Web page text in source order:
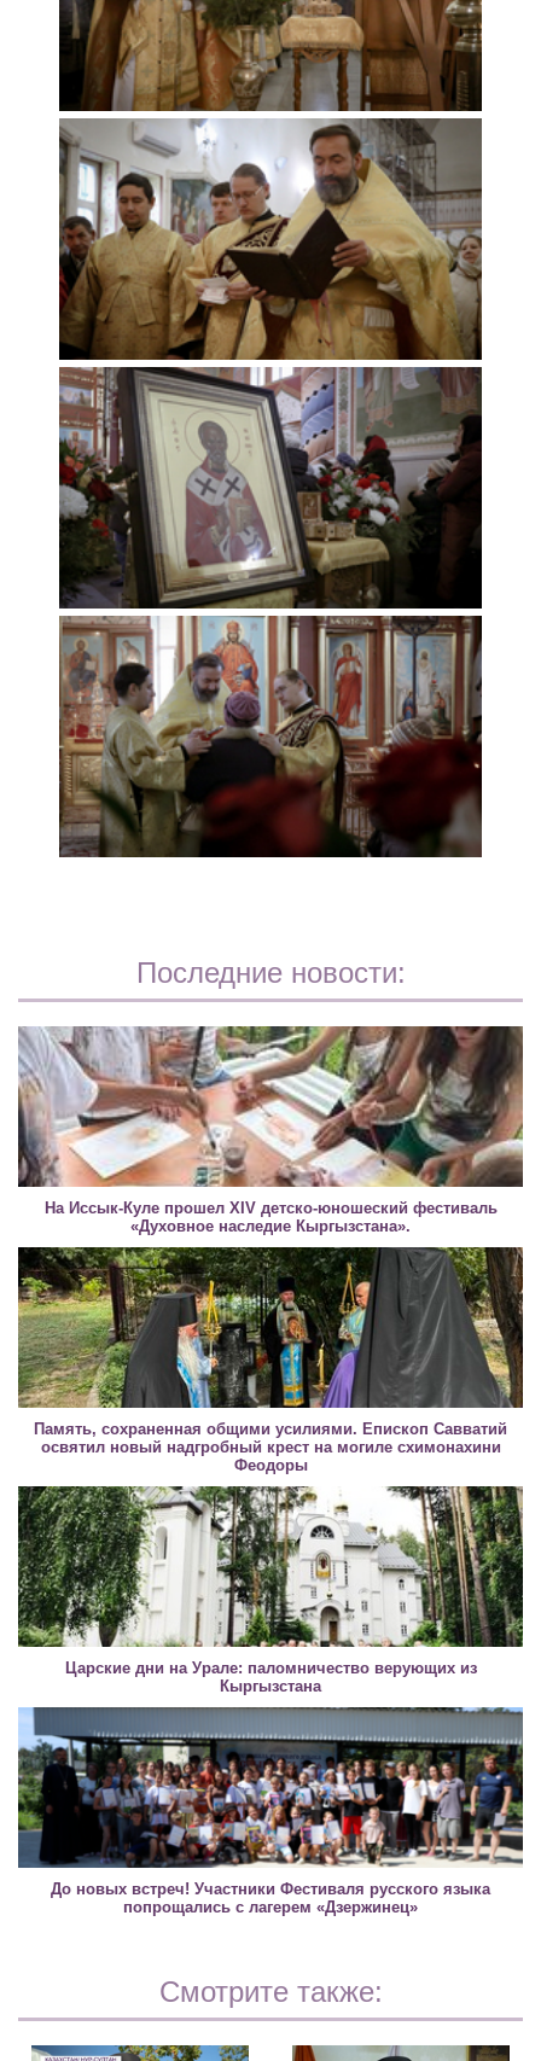
Последние новости:
На Иссык-Куле прошел XIV детско-юношеский фестиваль
«Духовное наследие Кыргызстана».
Память, сохраненная общими усилиями. Епископ Савватий
освятил новый надгробный крест на могиле схимонахини
Феодоры
Царские дни на Урале: паломничество верующих из
Кыргызстана
До новых встреч! Участники Фестиваля русского языка
попрощались с лагерем «Дзержинец»
Смотрите также: